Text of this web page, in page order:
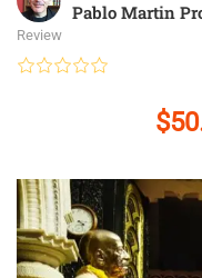
Pablo Martin
Review